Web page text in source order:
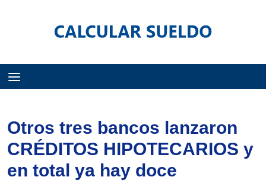
Otros tres bancos lanzaron
CRÉDITOS HIPOTECARIOS y
en total ya hay doce